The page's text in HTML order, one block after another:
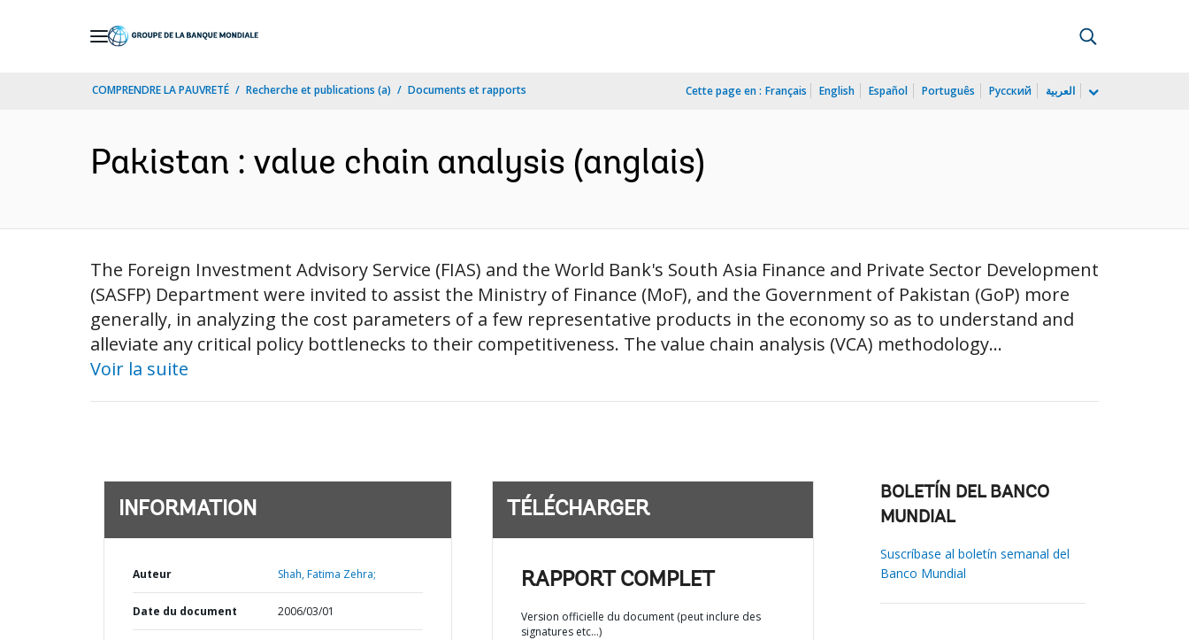
COMPRENDRE LA PAUVRETÉ Recherche et publications (a) Documents et rapports Cette page en : Français English Español Português Русский العربية
Pakistan : value chain analysis (anglais)
The Foreign Investment Advisory Service (FIAS) and the World Bank's South Asia Finance and Private Sector Development
(SASFP) Department were invited to assist the Ministry of Finance (MoF), and the Government of Pakistan (GoP) more
generally, in analyzing the cost parameters of a few representative products in the economy so as to understand and
alleviate any critical policy bottlenecks to their competitiveness. The value chain analysis (VCA) methodology...
Voir la suite
INFORMATION
Auteur Shah, Fatima Zehra;
Date du document 2006/03/01
TÉLÉCHARGER
RAPPORT COMPLET
Version officielle du document (peut inclure des
signatures etc…)
BOLETÍN DEL BANCO
MUNDIAL
Suscríbase al boletín semanal del
Banco Mundial